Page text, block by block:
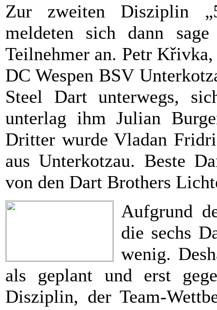
Zur zweiten Disziplin
meldeten sich dann
Teilnehmer an. Petr
DC Wespen BSV
Steel Dart unterwegs,
unterlag ihm Julian
Dritter wurde Vladan
aus Unterkotzau. Beste
von den Dart Brothers
Aufgrund
die sechs
wenig.
als geplant und erst
Disziplin, der Team-